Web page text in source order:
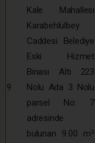
9
Kale Mahallesi
Karabehlülbey
Caddesi Belediye
Eski Hizmet
Binası Altı 223
Nolu Ada 3 Nolu
parsel No: 7
adresinde
bulunan 9.00 m²